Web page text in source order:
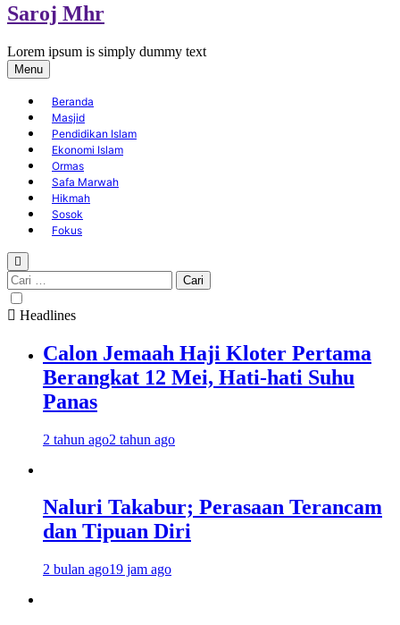
Saroj Mhr
Lorem ipsum is simply dummy text
Menu
Beranda
Masjid
Pendidikan Islam
Ekonomi Islam
Ormas
Safa Marwah
Hikmah
Sosok
Fokus
Cari
untuk:
Headlines
Calon Jemaah Haji Kloter Pertama
Berangkat 12 Mei, Hati-hati Suhu
Panas
2 tahun ago2 tahun ago
Naluri Takabur; Perasaan Terancam
dan Tipuan Diri
2 bulan ago19 jam ago